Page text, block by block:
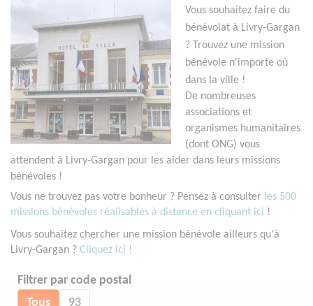
Vous souhaitez faire du
bénévolat à Livry-Gargan
? Trouvez une mission
bénévole n'importe où
dans la ville !
De nombreuses
associations et
organismes humanitaires
(dont ONG) vous
attendent à Livry-Gargan pour les aider dans leurs missions
bénévoles !
Vous ne trouvez pas votre bonheur ? Pensez à consulter les 500
missions bénévoles réalisables à distance en cliquant ici !
Vous souhaitez chercher une mission bénévole ailleurs qu'à
Livry-Gargan ? Cliquez ici !
Filtrer par code postal
Tous 93